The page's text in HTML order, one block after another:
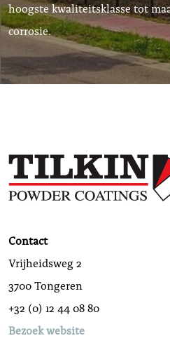
hoogste kwaliteitsklasse tot
corrosie.
Contact
Vrijheidsweg 2
3700 Tongeren
+32 (0) 12 44 08 80
Bezoek website